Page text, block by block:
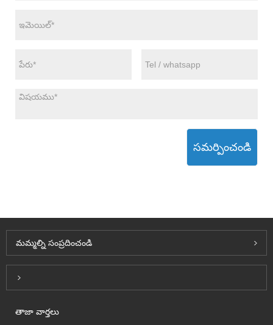
సమర్పించండి
మమ్మల్ని సంప్రదించండి
Inquiry For Pricelist
తాజా వార్తలు